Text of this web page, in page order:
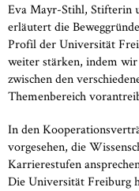
Eva Mayr-Stihl, Stifterin
erläutert die
Profil der Universität
weiter stärken, indem
zwischen den
Themenbereich
In den
vorgesehen, die
Karrierestufen
Die Universität Freiburg